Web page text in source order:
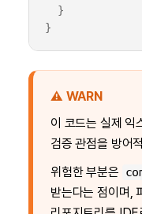
}
}
⚠️ WARN
이 코드는 실제 익
검증 관점을 방어
위험한 부분은
받는다는 점이며,